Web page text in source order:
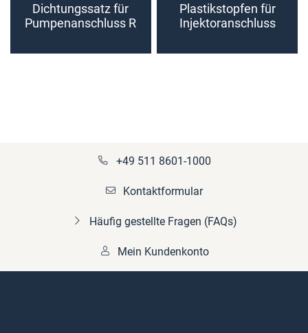
Dichtungssatz für
Pumpenanschluss R
Plastikstopfen für
Injektoranschluss
+49 511 8601-1000
Kontaktformular
Häufig gestellte Fragen (FAQs)
Mein Kundenkonto